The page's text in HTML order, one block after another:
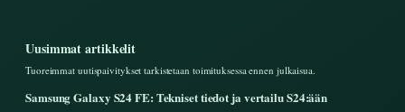
Uusimmat artikkelit
Tuoreimmat uutispaivitykset tarkistetaan toimituksessa ennen julkaisua.
Samsung Galaxy S24 FE: Tekniset tiedot ja vertailu S24:ään